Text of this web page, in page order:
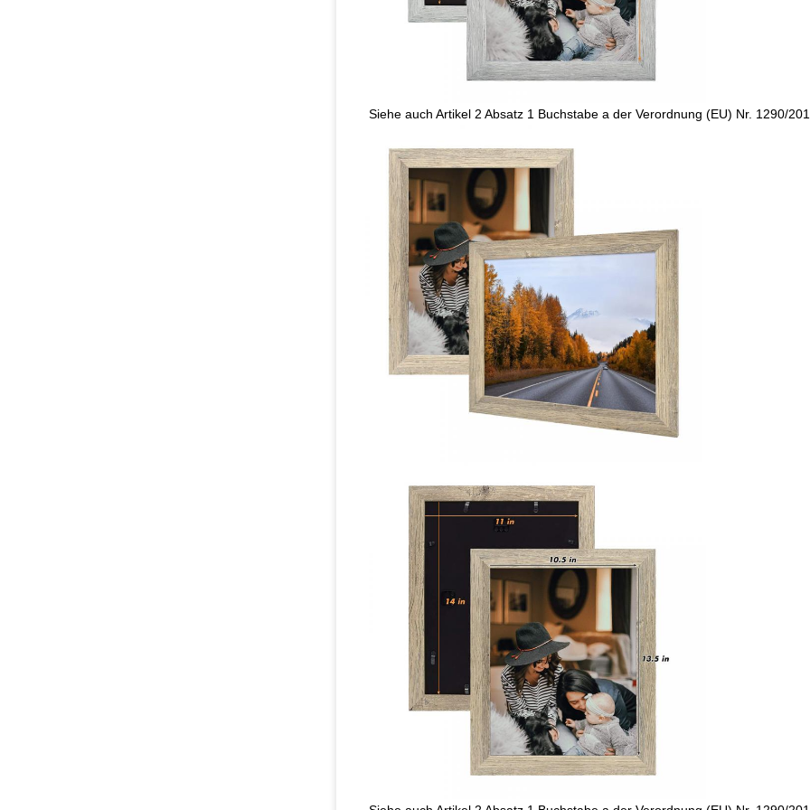
Siehe auch Artikel 2 Absatz 1 Buchstabe a der Verordnung (EU) Nr. 1290/